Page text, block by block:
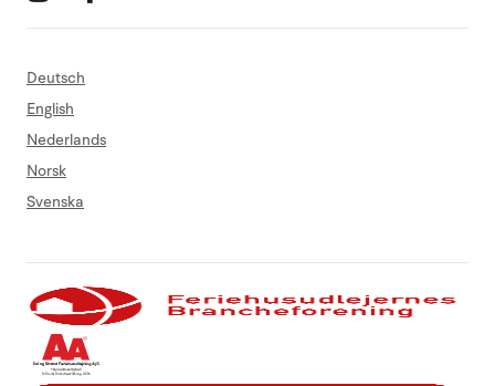
Deutsch
English
Nederlands
Norsk
Svenska